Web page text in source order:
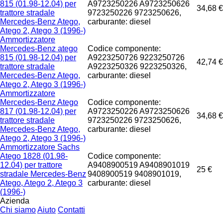
815 (01.98-12.04) per
trattore stradale
Mercedes-Benz Atego,
Atego 2, Atego 3 (1996-)
A9723250226 A9723250626
9723250226 9723250626,
carburante: diesel
34,68 €
Ammortizzatore
Mercedes-Benz atego
815 (01.98-12.04) per
trattore stradale
Mercedes-Benz Atego,
Atego 2, Atego 3 (1996-)
Codice componente:
A9223250726 9223250726
A9223250326 9223250326,
carburante: diesel
42,74 €
Ammortizzatore
Mercedes-Benz Atego
817 (01.98-12.04) per
trattore stradale
Mercedes-Benz Atego,
Atego 2, Atego 3 (1996-)
Codice componente:
A9723250226 A9723250626
9723250226 9723250626,
carburante: diesel
34,68 €
Ammortizzatore Sachs
Atego 1828 (01.98-
12.04) per trattore
stradale Mercedes-Benz
Atego, Atego 2, Atego 3
(1996-)
Codice componente:
A9408900519 A9408901019
9408900519 9408901019,
carburante: diesel
25 €
Azienda
Chi siamoAiuto Contatti